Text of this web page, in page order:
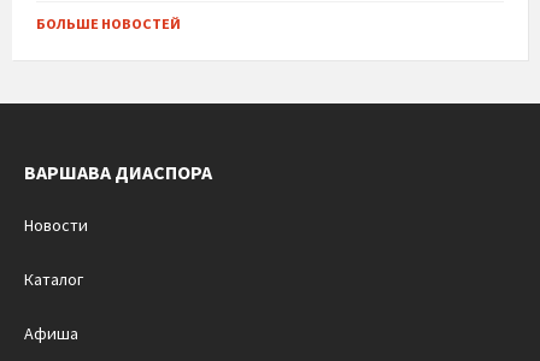
БОЛЬШЕ НОВОСТЕЙ
ВАРШАВА ДИАСПОРА
Новости
Каталог
Афиша